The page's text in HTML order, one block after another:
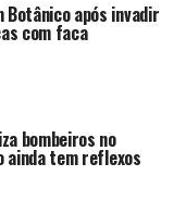
Botânico após invadir
com faca
bombeiros no
tem reflexos